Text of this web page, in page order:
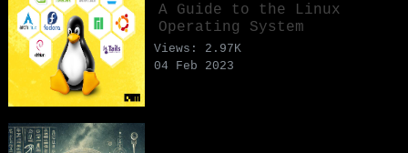
A Guide to the Linux
Operating System
Views: 2.97K
04 Feb 2023